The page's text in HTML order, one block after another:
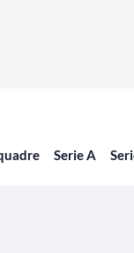
Serie A